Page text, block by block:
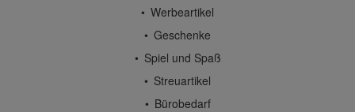
Werbeartikel
Geschenke
Spiel und Spaß
Streuartikel
Bürobedarf